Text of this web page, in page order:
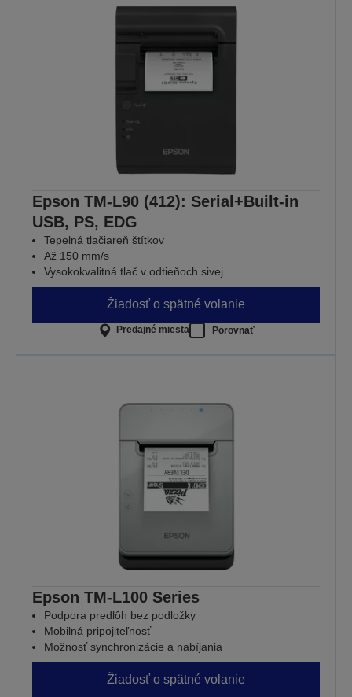
Epson TM-L90 (412): Serial+Built-in
USB, PS, EDG
Tepelná tlačiareň štítkov
Až 150 mm/s
Vysokokvalitná tlač v odtieňoch sivej
Žiadosť o spätné volanie
Predajné miesta Porovnať
Epson TM-L100 Series
Podpora predlôh bez podložky
Mobilná pripojiteľnosť
Možnosť synchronizácie a nabíjania
Žiadosť o spätné volanie